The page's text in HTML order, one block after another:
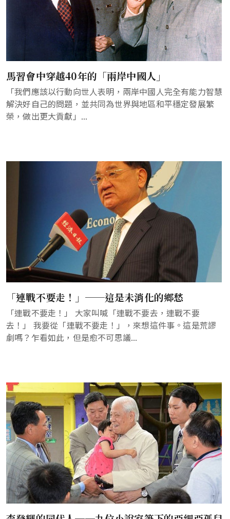
馬習會中穿越40年的「兩岸中國人」
「我們應該以行動向世人表明，兩岸中國人完全有能力智慧
解決好自己的問題，並共同為世界與地區和平穩定發展繁
榮，做出更大貢獻」...
「連戰不要走！」──這是未消化的鄉愁
「連戰不要走！」 大家叫喊「連戰不要去，連戰不要
去！」 我要從「連戰不要走！」，來想這件事。這是荒謬
劇嗎？乍看如此，但是愈不可思議...